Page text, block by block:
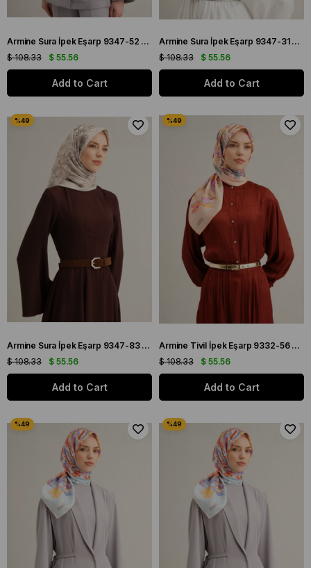
Armine Sura İpek Eşarp 9347-52 Gri Karışık Desen
$ 55.56
$ 108.33
Add to Cart
Armine Sura İpek Eşarp 9347-31 Mavi Karışık Desen
$ 55.56
$ 108.33
Add to Cart
Armine Sura İpek Eşarp 9347-83 Krem Karışık Desen
$ 55.56
$ 108.33
Add to Cart
Armine Tivil İpek Eşarp 9332-56 Pudra Karışık Desen
$ 55.56
$ 108.33
Add to Cart